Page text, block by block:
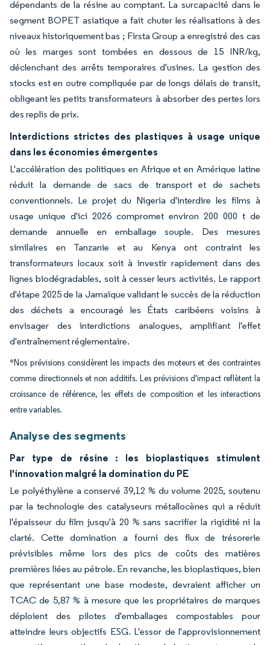
dépendants de la résine au comptant. La surcapacité dans le
segment BOPET asiatique a fait chuter les réalisations à des
niveaux historiquement bas ; Firsta Group a enregistré des cas
où les marges sont tombées en dessous de 15 INR/kg,
déclenchant des arrêts temporaires d'usines. La gestion des
stocks est en outre compliquée par de longs délais de transit,
obligeant les petits transformateurs à absorber des pertes lors
des replis de prix.
Interdictions strictes des plastiques à usage unique
dans les économies émergentes
L'accélération des politiques en Afrique et en Amérique latine
réduit la demande de sacs de transport et de sachets
conventionnels. Le projet du Nigeria d'interdire les films à
usage unique d'ici 2026 compromet environ 200 000 t de
demande annuelle en emballage souple. Des mesures
similaires en Tanzanie et au Kenya ont contraint les
transformateurs locaux soit à investir rapidement dans des
lignes biodégradables, soit à cesser leurs activités. Le rapport
d'étape 2025 de la Jamaïque validant le succès de la réduction
des déchets a encouragé les États caribéens voisins à
envisager des interdictions analogues, amplifiant l'effet
d'entraînement réglementaire.
*Nos prévisions considèrent les impacts des moteurs et des contraintes
comme directionnels et non additifs. Les prévisions d'impact reflètent la
croissance de référence, les effets de composition et les interactions
entre variables.
Analyse des segments
Par type de résine : les bioplastiques stimulent
l'innovation malgré la domination du PE
Le polyéthylène a conservé 39,12 % du volume 2025, soutenu
par la technologie des catalyseurs métallocènes qui a réduit
l'épaisseur du film jusqu'à 20 % sans sacrifier la rigidité ni la
clarté. Cette domination a fourni des flux de trésorerie
prévisibles même lors des pics de coûts des matières
premières liées au pétrole. En revanche, les bioplastiques, bien
que représentant une base modeste, devraient afficher un
TCAC de 5,87 % à mesure que les propriétaires de marques
déploient des pilotes d'emballages compostables pour
atteindre leurs objectifs ESG. L'essor de l'approvisionnement